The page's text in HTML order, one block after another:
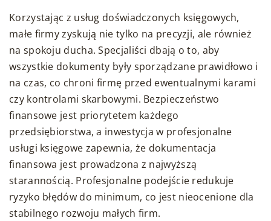
Korzystając z usług doświadczonych księgowych,
małe firmy zyskują nie tylko na precyzji, ale również
na spokoju ducha. Specjaliści dbają o to, aby
wszystkie dokumenty były sporządzane prawidłowo i
na czas, co chroni firmę przed ewentualnymi karami
czy kontrolami skarbowymi. Bezpieczeństwo
finansowe jest priorytetem każdego
przedsiębiorstwa, a inwestycja w profesjonalne
usługi księgowe zapewnia, że dokumentacja
finansowa jest prowadzona z najwyższą
starannością. Profesjonalne podejście redukuje
ryzyko błędów do minimum, co jest nieocenione dla
stabilnego rozwoju małych firm.